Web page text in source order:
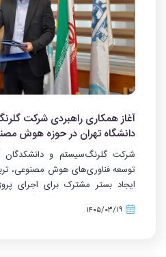
آغاز همکاری راهبردی شرکت
دانشگاه تهران در حوزه هوش
شرکت گلرنگ‌سیستم و دانشکدگان
توسعه فناوری‌های هوش مصنوعی،
ایجاد بستر مشترک برای اجرای
قرارداد همکاری بلندمدتی را آغاز کردند
۱۴۰۵/۰۳/۱۹